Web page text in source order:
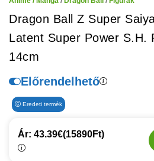
Dragon Ball Z Super
Latent Super Power S.H.
14cm
Előrendelhető
Eredeti termék
Ár: 43.39€(15890Ft)